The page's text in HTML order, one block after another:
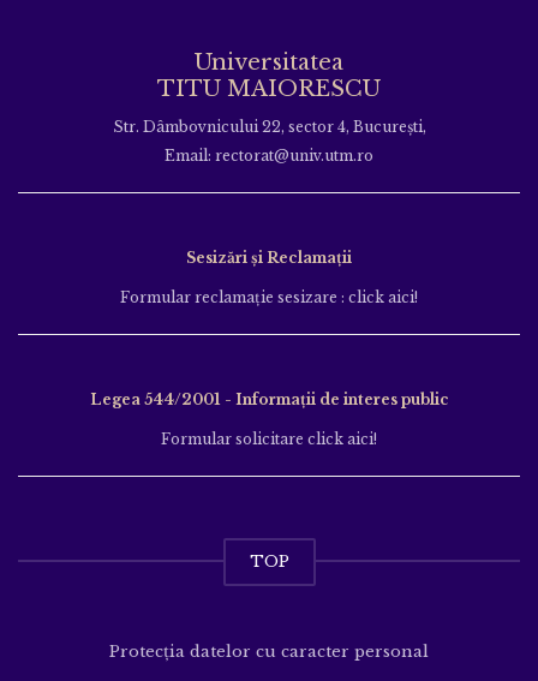
Universitatea
TITU MAIORESCU
Str. Dâmbovnicului 22, sector 4, București,
Email: rectorat@univ.utm.ro
Sesizări și Reclamații
Formular reclamație sesizare : click aici!
Legea 544/2001 - Informații de interes public
Formular solicitare click aici!
TOP
Protecția datelor cu caracter personal